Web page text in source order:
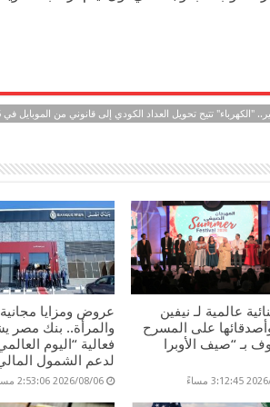
"الكهرباء" تتيح تحويل العداد الكودي إلى قانوني من الموبايل في 5 خطوات
عالمية لـ نيفين
على المسرح
بـ “صيف الأوبرا
مساءً
عروض ومزايا
والمرأة.. بنك مصر
فعالية “اليوم
لدعم الشمول
2026/08/06 2:53:06 مساءً